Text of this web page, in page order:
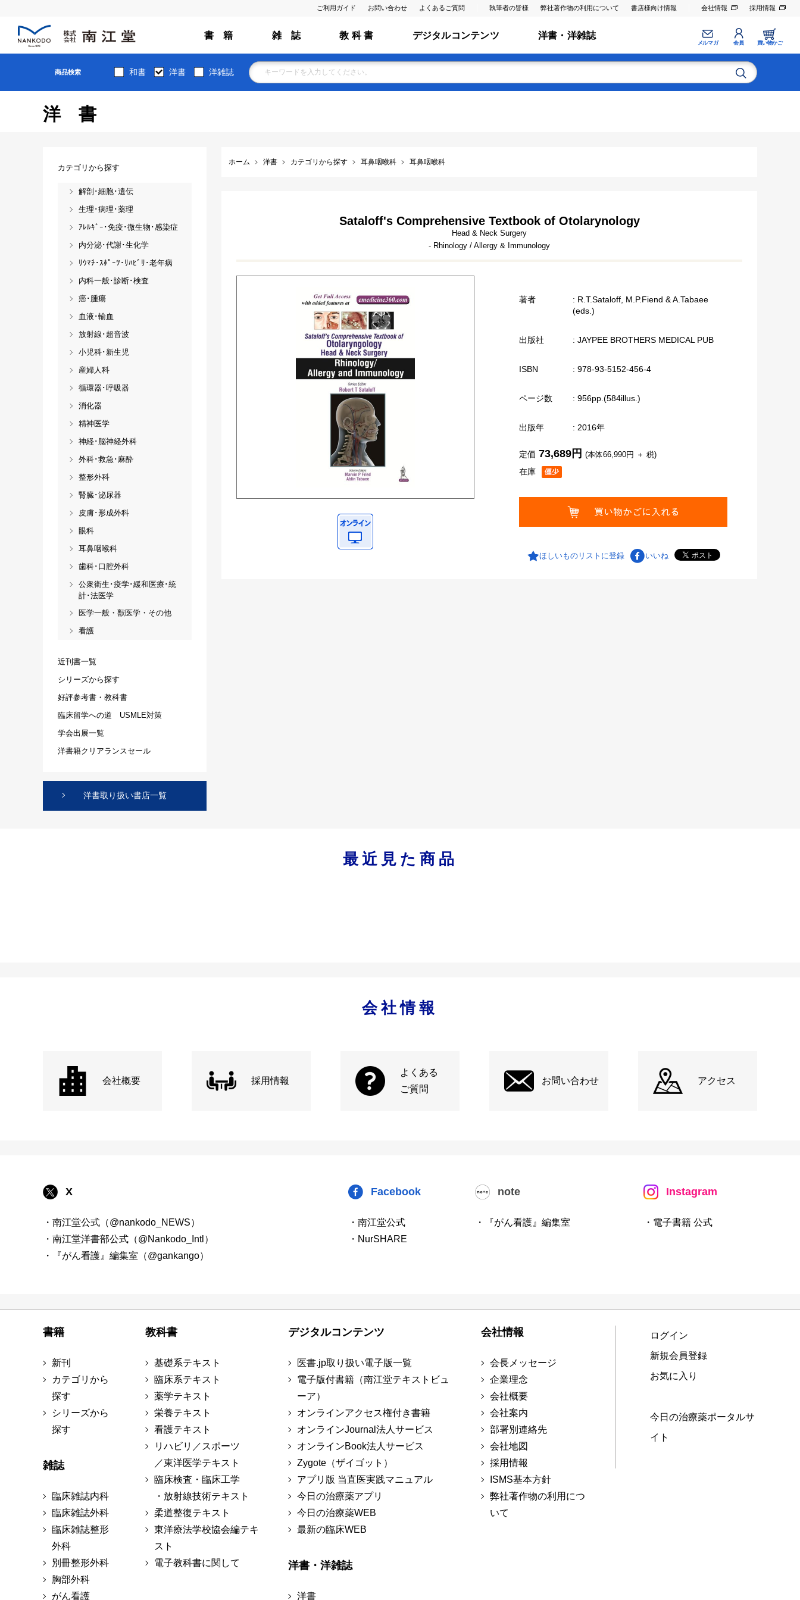
ご利用ガイド お問い合わせ よくあるご質問 執筆者の皆様 弊社著作物の利用について 書店様向け情報 会社情報 採用情報
書 籍 雑 誌 教 科 書 デジタルコンテンツ 洋書・洋雑誌
メルマガ 会員 買い物かご
商品検索 和書 洋書 洋雑誌
洋書
ホーム 洋書 カテゴリから探す 耳鼻咽喉科 耳鼻咽喉科
Sataloff's Comprehensive Textbook of Otolarynology
Head & Neck Surgery
- Rhinology / Allergy & Immunology
著者
: R.T.Sataloff, M.P.Fiend & A.Tabaee
(eds.)
出版社 : JAYPEE BROTHERS MEDICAL PUB
ISBN : 978-93-5152-456-4
ページ数 : 956pp.(584illus.)
出版年 : 2016年
在庫
定価 73,689円 (本体66,990円 ＋ 税)
ほしいものリストに登録 いいね
カテゴリから探す
解剖･細胞･遺伝
生理･病理･薬理
ｱﾚﾙｷﾞｰ･免疫･微生物･感染症
内分泌･代謝･生化学
ﾘｳﾏﾁ･ｽﾎﾟｰﾂ･ﾘﾊﾋﾞﾘ･老年病
内科一般･診断･検査
癌･腫瘍
血液･輸血
放射線･超音波
小児科･新生児
産婦人科
循環器･呼吸器
消化器
精神医学
神経･脳神経外科
外科･救急･麻酔
整形外科
腎臓･泌尿器
皮膚･形成外科
眼科
耳鼻咽喉科
歯科･口腔外科
公衆衛生･疫学･緩和医療･統
計･法医学
医学一般・獣医学・その他
看護
近刊書一覧
シリーズから探す
好評参考書・教科書
臨床留学への道 USMLE対策
学会出展一覧
洋書籍クリアランスセール
洋書取り扱い書店一覧
最近見た商品
会社情報
会社概要 採用情報
よくある
ご質問
お問い合わせ アクセス
X
・南江堂公式（@nankodo_NEWS）
・南江堂洋書部公式（@Nankodo_Intl）
・『がん看護』編集室（@gankango）
Facebook
・南江堂公式
・NurSHARE
note
・『がん看護』編集室
Instagram
・電子書籍 公式
書籍
新刊
カテゴリから
探す
シリーズから
探す
雑誌
臨床雑誌内科
臨床雑誌外科
臨床雑誌整形
外科
別冊整形外科
胸部外科
がん看護
教科書
基礎系テキスト
臨床系テキスト
薬学テキスト
栄養テキスト
看護テキスト
リハビリ／スポーツ
／東洋医学テキスト
臨床検査・臨床工学
・放射線技術テキスト
柔道整復テキスト
東洋療法学校協会編テキ
スト
電子教科書に関して
デジタルコンテンツ
医書.jp取り扱い電子版一覧
電子版付書籍（南江堂テキストビュ
ーア）
オンラインアクセス権付き書籍
オンラインJournal法人サービス
オンラインBook法人サービス
Zygote（ザイゴット）
アプリ版 当直医実践マニュアル
今日の治療薬アプリ
今日の治療薬WEB
最新の臨床WEB
洋書・洋雑誌
洋書
会社情報
会長メッセージ
企業理念
会社概要
会社案内
部署別連絡先
会社地図
採用情報
ISMS基本方針
弊社著作物の利用につ
いて
ログイン
新規会員登録
お気に入り
今日の治療薬ポータルサ
イト